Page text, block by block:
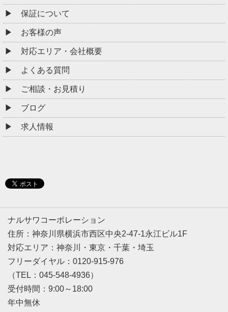
保証について
お客様の声
対応エリア・会社概要
よくある質問
ご相談・お見積り
ブログ
求人情報
ナルサワコーポレーション
住所：神奈川県横浜市西区中央2-47-1永江ビル1F
対応エリア：神奈川・東京・千葉・埼玉
フリーダイヤル：0120-915-976
（TEL：045-548-4936）
受付時間：9:00～18:00
年中無休